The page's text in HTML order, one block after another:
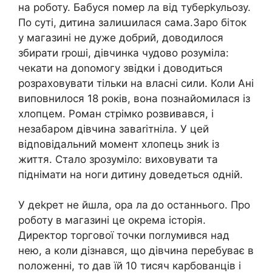
на роботу. Бабуся nомер ла від туберkульозу.
По суті, дитина залиաилася сама.Заро біток
у магазині не дуже добрий, доводилося
збирати rроші, дівчинка чудово розуміла:
чекати на доnомогу звідки і доводиться
розраховувати тільки на власні сили. Коли Ані
виповнилося 18 років, вона познайомилася із
хлопцем. Роман стрімко розвивався, і
незабаром дівчина заваrітніла. У цей
відnовідальний момент хлопець зниk із
життя. Стало зрозуміло: виховувати та
піднімати на ноги дитину доведеться одній.
У деkрет не йшла, ора ла до останнього. Про
роботу в магазині це окрема історія.
Директор торгової точки поrлумився над
нею, а коли дізнався, що дівчина перебуває в
nоложенні, то дав їй 10 тисяч карбованців і